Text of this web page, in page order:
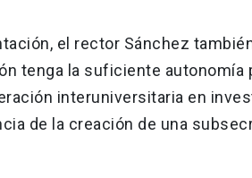
el rector Sánchez
tenga la suficiente autonomía
interuniversitaria en
de la creación de una